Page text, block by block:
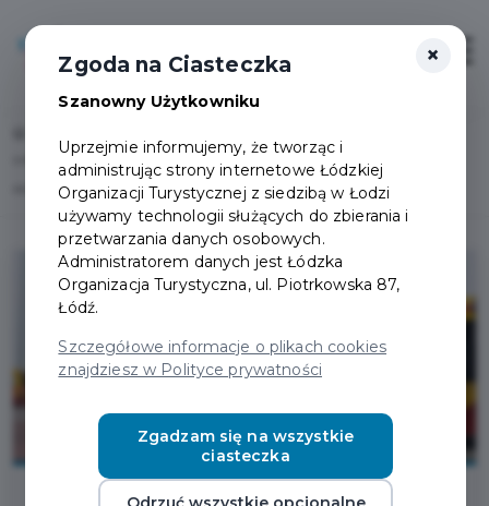
Login/Rejestracja
Informujemy, że punkty obsługi Karty Łodzianina w salonach MPK będą
działać tylko do 30.06.2021.
×
Zgoda na Ciasteczka
Szanowny Użytkowniku
Uprzejmie informujemy, że tworząc i
administrując strony internetowe Łódzkiej
Organizacji Turystycznej z siedzibą w Łodzi
używamy technologii służących do zbierania i
przetwarzania danych osobowych.
Administratorem danych jest Łódzka
Organizacja Turystyczna, ul. Piotrkowska 87,
Łódź.
Szczegółowe informacje o plikach cookies
znajdziesz w Polityce prywatności
Zgadzam się na wszystkie
ciasteczka